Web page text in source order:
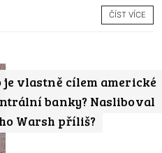
ČÍST VÍCE
je vlastně cílem americké
banky? Nasliboval
Warsh příliš?